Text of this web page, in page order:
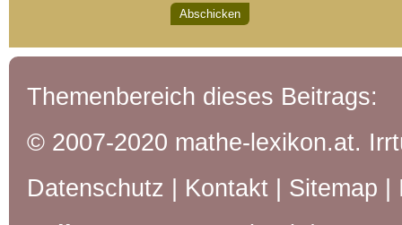
Themenbereich dieses Beitrags:
© 2007-2020 mathe-lexikon.at.
Datenschutz
Kontakt Sitemap